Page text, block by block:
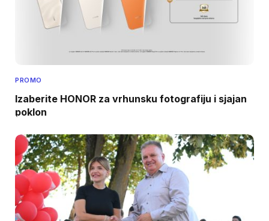
PROMO
Izaberite HONOR za vrhunsku fotografiju i sjajan
poklon